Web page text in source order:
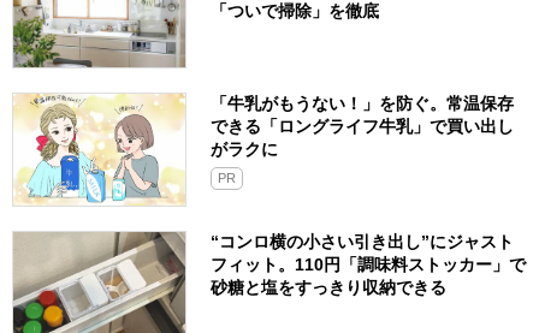
「ついで掃除」を徹底
「牛乳がもうない！」を防ぐ。常温保存
できる「ロングライフ牛乳」で買い出し
がラクに
PR
“コンロ横の小さい引き出し”にジャスト
フィット。110円「調味料ストッカー」で
砂糖と塩をすっきり収納できる